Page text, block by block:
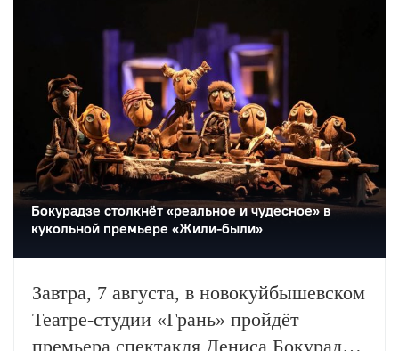
Бокурадзе столкнëт «реальное и чудесное» в
кукольной премьере «Жили-были»
Завтра, 7 августа, в новокуйбышевском
Театре-студии «Грань» пройдёт
премьера спектакля Дениса Бокурадзе